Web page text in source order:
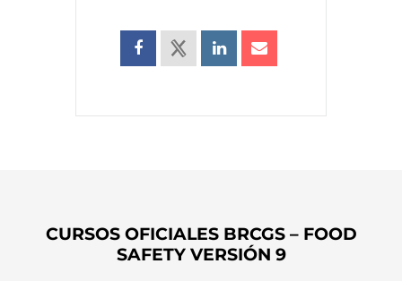
CURSOS OFICIALES BRCGS – FOOD
SAFETY VERSIÓN 9